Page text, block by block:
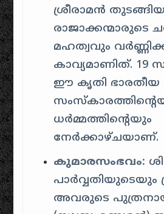
ശ്രീരാമൻ തുടങ്ങിയ
രാജാക്കന്മാരുടെ
മഹത്വവും
കാവ്യമാണിത്. 19
ഈ കൃതി ഭാരതീയ
ധർമ്മത്തിന്റെയും
നേർക്കാഴ്ചയാണ്.
കുമാരസംഭവം:
അവരുടെ